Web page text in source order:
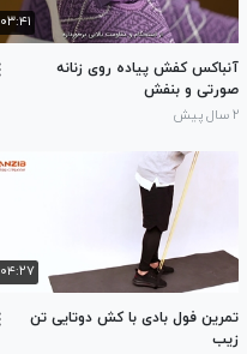
۰۳:۴۱
آنباکس کفش پیاده روی زنانه
صورتی و بنفش
۲ سال پیش
۰۴:۲۷
تمرین فول بادی با کش دوتایی تن
زیب